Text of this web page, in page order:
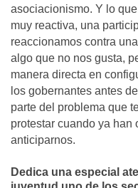
asociacionismo. Y lo
muy reactiva, una
reaccionamos contra
algo que no nos gusta,
manera directa en
los gobernantes antes
parte del problema que
protestar cuando ya han
anticiparnos.
Dedica una especial